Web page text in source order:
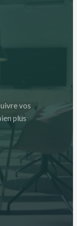
vos
plus